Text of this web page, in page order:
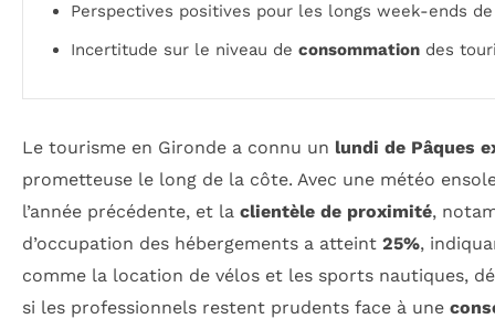
Perspectives positives pour les longs week-ends
Incertitude sur le niveau de consommation des
Le tourisme en Gironde a connu un lundi de Pâques
prometteuse le long de la côte. Avec une météo
l’année précédente, et la clientèle de proximité,
d’occupation des hébergements a atteint 25%,
comme la location de vélos et les sports nautiques,
si les professionnels restent prudents face à une